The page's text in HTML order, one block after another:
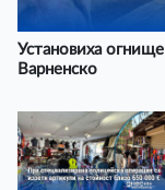
Установиха
Варненско